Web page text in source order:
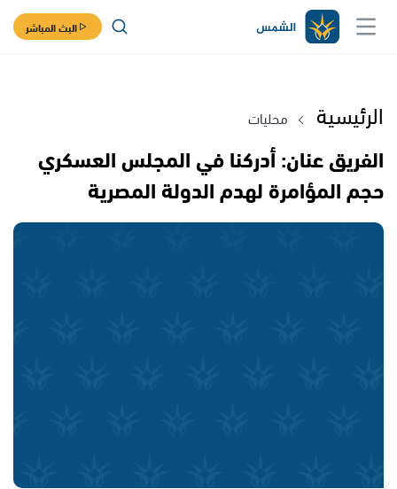
البث المباشر
الرئيسية محليات
الفريق عنان: أدركنا في المجلس العسكري
حجم المؤامرة لهدم الدولة المصرية